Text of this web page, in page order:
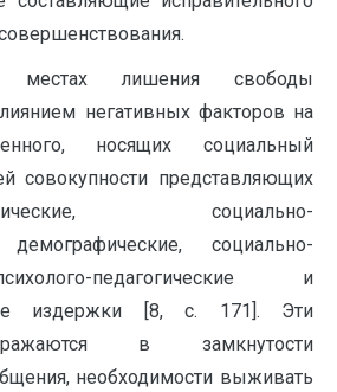
лишения свободы
негативных факторов на
носящих социальный
совокупности представляющих
социально-
демографические, социально-
педагогические и
издержки [8, с. 171]. Эти
в замкнутости
необходимости выживать